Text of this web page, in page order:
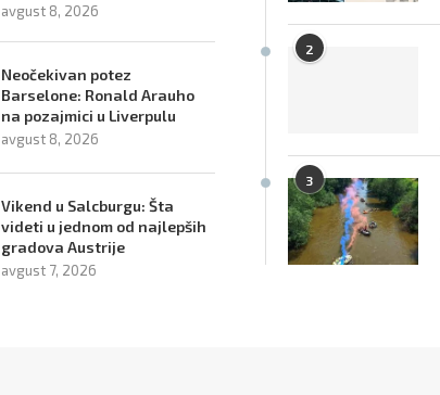
avgust 8, 2026
Neočekivan potez
Barselone: Ronald Arauho
na pozajmici u Liverpulu
avgust 8, 2026
Vikend u Salcburgu: Šta
videti u jednom od najlepših
gradova Austrije
avgust 7, 2026
2
3